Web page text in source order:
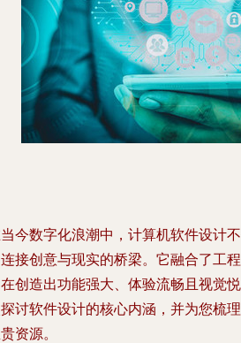
今数字化浪潮中，计算机软件设计
接创意与现实的桥梁。它融合了工
创造出功能强大、体验流畅且视觉
讨软件设计的核心内涵，并为您梳
资源。